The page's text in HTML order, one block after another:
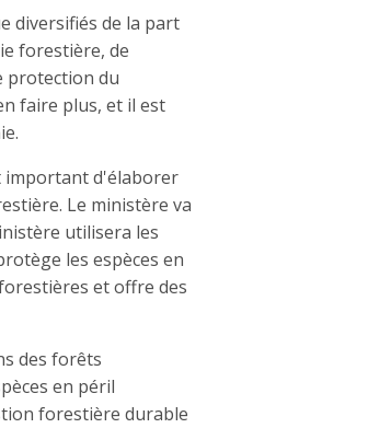
diversifiés de la part
forestière, de
protection du
faire plus, et il est
important d'élaborer
Le ministère va
utilisera les
les espèces en
et offre des
des forêts
en péril
forestière durable